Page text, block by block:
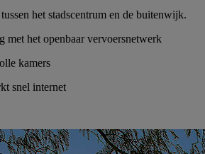
het stadscentrum en de buitenwijk.
met het openbaar vervoersnetwerk
kamers
snel internet